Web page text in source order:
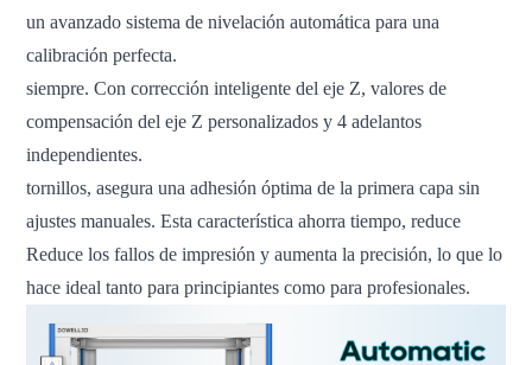
un avanzado sistema de nivelación automática para una
calibración perfecta.
siempre. Con corrección inteligente del eje Z, valores de
compensación del eje Z personalizados y 4 adelantos
independientes.
tornillos, asegura una adhesión óptima de la primera capa sin
ajustes manuales. Esta característica ahorra tiempo, reduce
Reduce los fallos de impresión y aumenta la precisión, lo que lo
hace ideal tanto para principiantes como para profesionales.